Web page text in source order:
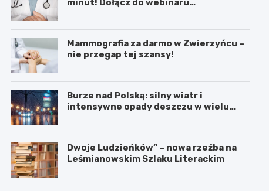
minut! Dołącz do webinaru
Mammografia za darmo w Zwierzyńcu –
nie przegap tej szansy!
Burze nad Polską: silny wiatr i
intensywne opady deszczu w wielu
Dwoje Ludzieńków” – nowa rzeźba na
Leśmianowskim Szlaku Literackim